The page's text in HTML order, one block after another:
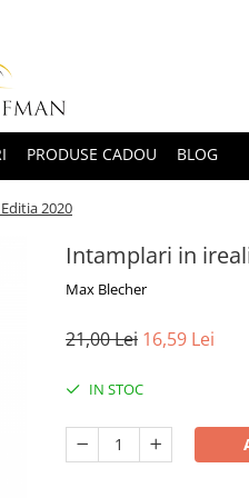
PRODUSE CADOU BLOG
2020
Intamplari in
Max Blecher
21,00 Lei 16,59 Lei
IN STOC